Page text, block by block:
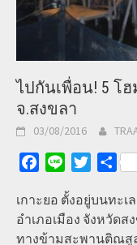
ไปกันเพื่อน! 5 โฮ
จ.สงขลา
03/08/2016
Facebook
Line Twitter
เกาะยอ ตั้งอยู่บนทะ
อำเภอเมือง จังหวัด
ทางข้ามสะพานติณสู